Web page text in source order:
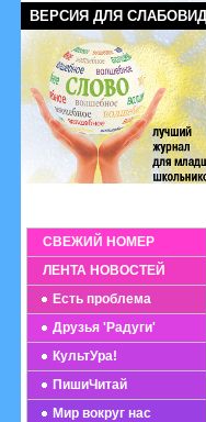
ВЕРСИЯ ДЛЯ
СВЕЖИЙ НОМЕР
ЛЕНТА НОВОСТЕЙ
Есть проблема
Друзья 'Радуги'
КультУра!
ПишиЧитай
Мир вокруг нас